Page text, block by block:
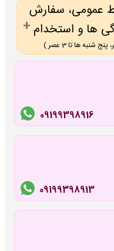
عمومی، سفارش
ها و استخدام
09199398916
09199398913